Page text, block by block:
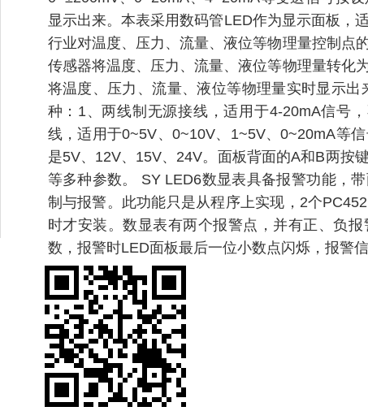
显示出来。本表采用数码管LED作为显示面板，
行业对温度、压力、流量、液位等物理量控制点
传感器将温度、压力、流量、液位等物理量转化
将温度、压力、流量、液位等物理量实时显示
种：1、两线制无源接线，适用于4-20mA信号
线，适用于0~5V、0~10V、1~5V、0~20mA等
是5V、12V、15V、24V。面板背面的A和B两按
等多种参数。 SY LED6数显表具备报警功能，
制与报警。此功能只是从程序上实现，2个
时才安装。数显表有两个报警点，并有正、负
数，报警时LED面板最后一位小数点闪烁，报警